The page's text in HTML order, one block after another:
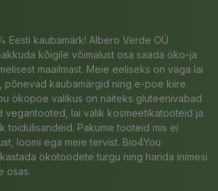
Eesti kaubamärk! Albero Verde OÜ
kõigile võimalust osa saada öko-ja
maailmast. Meie eeliseks on väga lai
põnevad kaubamärgid ning e-poe kiire
ökopoe valikus on näiteks gluteenivabad
vegantooted, lai valik kosmeetikatooteid ja
toidulisandeid. Pakume tooteid mis ei
loomi ega meie tervist. Bio4You
ökotoodete turgu ning harida inimesi
osas.